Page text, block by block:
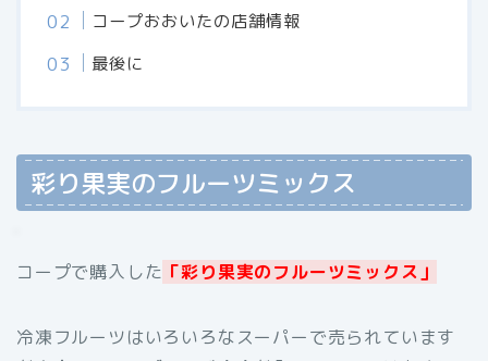
コープおおいたの店舗情報
最後に
彩り果実のフルーツミックス
コープで購入した 「彩り果実のフルーツミックス」
冷凍フルーツはいろいろなスーパーで売られています